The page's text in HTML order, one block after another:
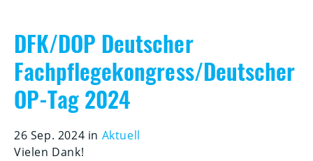
DFK/DOP Deutscher
Fachpflegekongress/Deutscher
OP-Tag 2024
26 Sep. 2024 in Aktuell
Vielen Dank!